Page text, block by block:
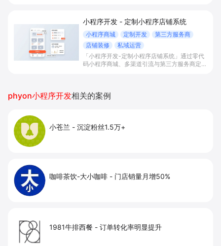
引流拓客、提升到店转化和复购。
小程序开发 - 定制小程序店铺系统
小程序商城 定制开发
第三方服务商
店铺装修
私域运营
「小程序开发-定制小程序店铺系统」通过零代
码小程序商城、多渠道引流与第三方服务商定制
增长。
phyon小程序开发相关的案例
小苍兰 - 沉淀粉丝1.5万+
咖啡茶饮-大小咖啡 - 门店销量月增50%
1981牛排西餐 - 订单转化率明显提升